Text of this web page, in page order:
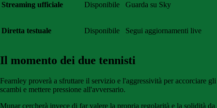
Streaming ufficiale Disponibile Guarda su Sky
Diretta testuale Disponibile Segui aggiornamenti live
Il momento dei due tennisti
Fearnley proverà a sfruttare il servizio e l'aggressività per accorciare gli
scambi e mettere pressione all'avversario.
Munar cercherà invece di far valere la propria regolarità e la solidità da